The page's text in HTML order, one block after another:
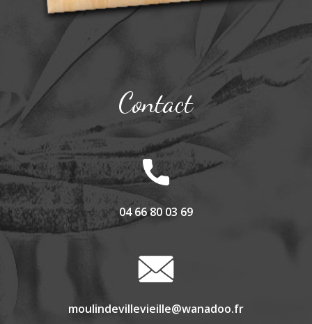
Contact
04 66 80 03 69
moulindevillevieille@wanadoo.fr